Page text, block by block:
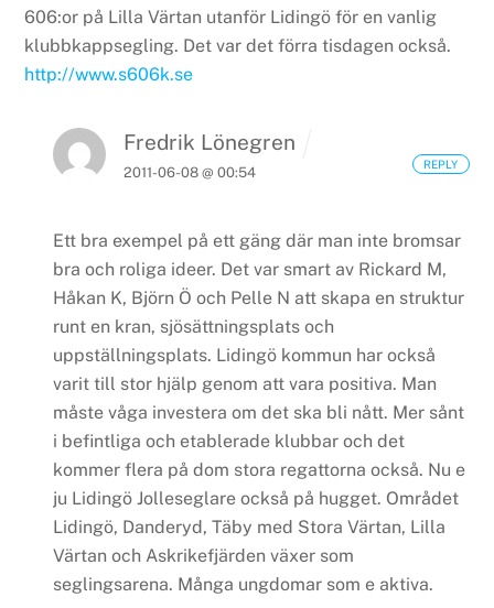
606:or på Lilla Värtan utanför Lidingö för en vanlig
klubbkappsegling. Det var det förra tisdagen också.
http://www.s606k.se
Fredrik Lönegren
2011-06-08 @ 00:54
Ett bra exempel på ett gäng där man inte bromsar
bra och roliga ideer. Det var smart av Rickard M,
Håkan K, Björn Ö och Pelle N att skapa en struktur
runt en kran, sjösättningsplats och
uppställningsplats. Lidingö kommun har också
varit till stor hjälp genom att vara positiva. Man
måste våga investera om det ska bli nått. Mer sånt
i befintliga och etablerade klubbar och det
kommer flera på dom stora regattorna också. Nu e
ju Lidingö Jolleseglare också på hugget. Området
Lidingö, Danderyd, Täby med Stora Värtan, Lilla
Värtan och Askrikefjärden växer som
seglingsarena. Många ungdomar som e aktiva.
REPLY